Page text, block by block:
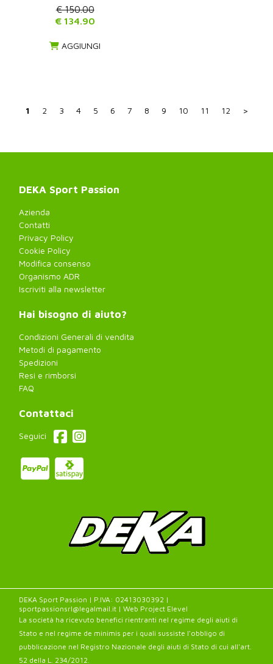
€ 150.00
€ 134.90
AGGIUNGI
1 2 3 4 5 6 7 8 9 10 11 12 >
DEKA Sport Passion
Azienda
Contatti
Privacy Policy
Cookie Policy
Modifica consenso
Organismo ADR
Iscriviti alla newsletter
Hai bisogno di aiuto?
Condizioni Generali di vendita
Metodi di pagamento
Spedizioni
Resi e rimborsi
FAQ
Contattaci
Seguici
DEKA Sport Passion | P.IVA: 02413030392 |
sportpassionsrl@legalmail.it | Web Project Elevel
La società ha ricevuto benefici rientranti nel regime degli aiuti di
Stato e nel regime de minimis per i quali sussiste l'obbligo di
pubblicazione nel Registro Nazionale degli aiuti di Stato di cui all'art.
52 della L. 234/2012.